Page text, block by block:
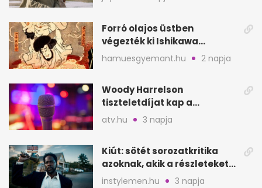
Forró olajos üstben
végezték ki Ishikawa
Goemont, Japán Robin
Hoodját
hamuesgyemant.hu 2 napja
Woody Harrelson
tiszteletdíjat kap a
Szarajevói Filmfesztiválon
atv.hu 3 napja
Kiút: sötét sorozatkritika
azoknak, akik a részleteket
keresik
instylemen.hu 3 napja